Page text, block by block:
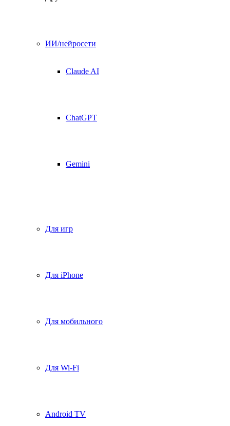
ИИ/нейросети
Claude AI
ChatGPT
Gemini
Для игр
Для iPhone
Для мобильного
Для Wi-Fi
Android TV